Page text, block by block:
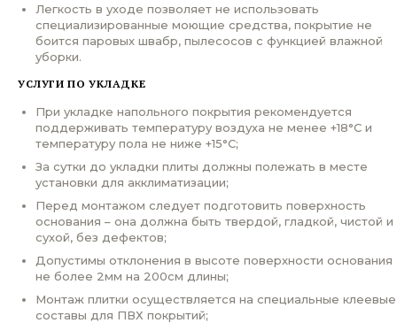
Легкость в уходе позволяет не использовать
специализированные моющие средства, покрытие не
боится паровых швабр, пылесосов с функцией влажной
уборки.
УСЛУГИ ПО УКЛАДКЕ
При укладке напольного покрытия рекомендуется
поддерживать температуру воздуха не менее +18°С и
температуру пола не ниже +15°С;
За сутки до укладки плиты должны полежать в месте
установки для акклиматизации;
Перед монтажом следует подготовить поверхность
основания – она должна быть твердой, гладкой, чистой и
сухой, без дефектов;
Допустимы отклонения в высоте поверхности основания
не более 2мм на 200см длины;
Монтаж плитки осуществляется на специальные клеевые
составы для ПВХ покрытий;